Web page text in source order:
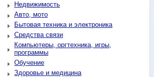
Недвижимость
Авто, мото
Бытовая техника и электроника
Средства связи
Компьютеры, оргтехника, игры,
программы
Обучение
Здоровье и медицина